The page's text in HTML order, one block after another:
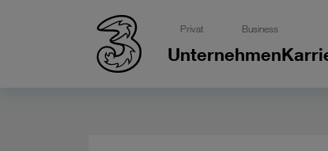
Privat Business
Unternehmen